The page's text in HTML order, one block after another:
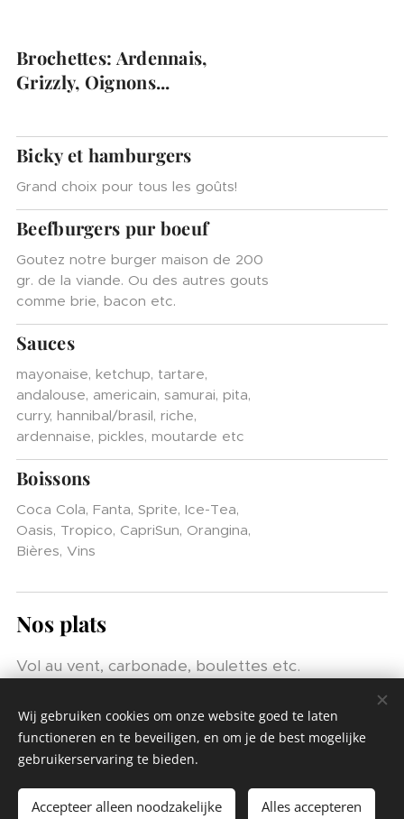
Brochettes: Ardennais,
Grizzly, Oignons...
Bicky et hamburgers
Grand choix pour tous les goûts!
Beefburgers pur boeuf
Goutez notre burger maison de 200
gr. de la viande. Ou des autres gouts
comme brie, bacon etc.
Sauces
mayonaise, ketchup, tartare,
andalouse, americain, samurai, pita,
curry, hannibal/brasil, riche,
ardennaise, pickles, moutarde etc
Boissons
Coca Cola, Fanta, Sprite, Ice-Tea,
Oasis, Tropico, CapriSun, Orangina,
Bières, Vins
Nos plats
Vol au vent, carbonade, boulettes etc.
Mogelijk gemaakt doorWebnode Cookies
Wij gebruiken cookies om onze website goed te laten
functioneren en te beveiligen, en om je de best mogelijke
gebruikerservaring te bieden.
Accepteer alleen noodzakelijke Alles accepteren